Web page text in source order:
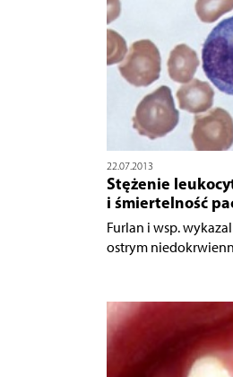
22.07.2013
Stężenie
i śmiertelność
Furlan i wsp.
ostrym